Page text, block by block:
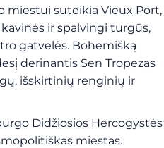
miestui suteikia Vieux Port,
ir spalvingi turgūs,
gatvelės. Bohemišką
derinantis Sen Tropezas
išskirtinių renginių ir
Didžiosios Hercogystės
miestas.